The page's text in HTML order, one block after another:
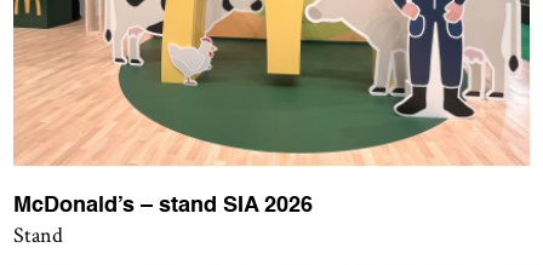
McDonald’s – stand SIA 2026
Stand